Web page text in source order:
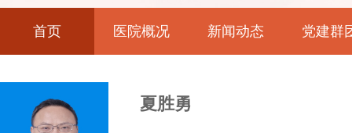
首页 医院概况 新闻动态 党建群
夏胜勇